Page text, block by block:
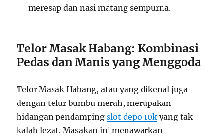
meresap dan nasi matang sempurna.
Telor Masak Habang: Kombinasi
Pedas dan Manis yang Menggoda
Telor Masak Habang, atau yang dikenal juga
dengan telur bumbu merah, merupakan
hidangan pendampingslot depo 10k yang tak
kalah lezat. Masakan ini menawarkan